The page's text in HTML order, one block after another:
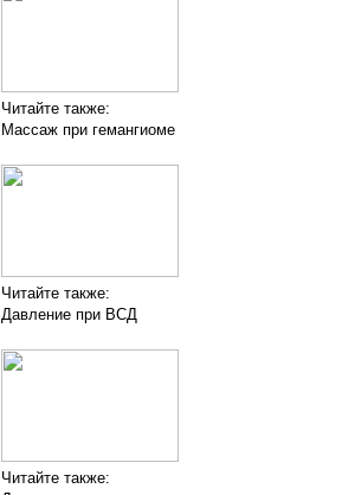
Читайте также:
Массаж при гемангиоме
Читайте также:
Давление при ВСД
Читайте также: